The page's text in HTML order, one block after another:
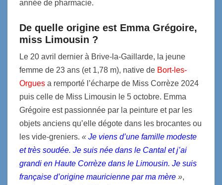
année de pharmacie.
De quelle origine est Emma Grégoire,
miss Limousin ?
Le 20 avril dernier à Brive-la-Gaillarde, la jeune
femme de 23 ans (et 1,78 m), native de Bort-les-
Orgues a remporté l’écharpe de Miss Corrèze 2024
puis celle de Miss Limousin le 5 octobre. Emma
Grégoire est passionnée par la peinture et par les
objets anciens qu’elle dégote dans les brocantes ou
les vide-greniers. « Je viens d’une famille modeste
et très soudée. Je suis née dans le Cantal et j’ai
grandi en Haute Corrèze dans le Limousin. Je suis
française d’origine mauricienne par ma mère »,